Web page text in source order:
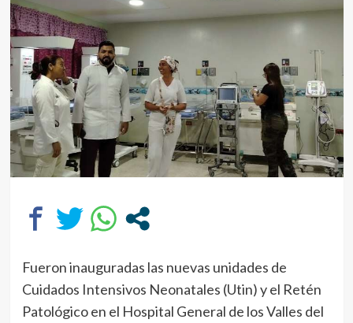
Fueron inauguradas las nuevas unidades de
Cuidados Intensivos Neonatales (Utin) y el Retén
Patológico en el Hospital General de los Valles del